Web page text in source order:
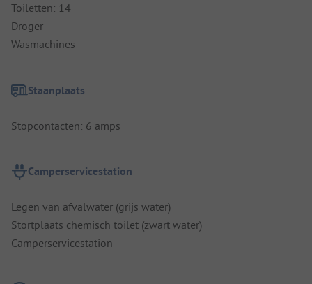
Toiletten: 14
Droger
Wasmachines
Staanplaats
Stopcontacten: 6 amps
Camperservicestation
Legen van afvalwater (grijs water)
Stortplaats chemisch toilet (zwart water)
Camperservicestation